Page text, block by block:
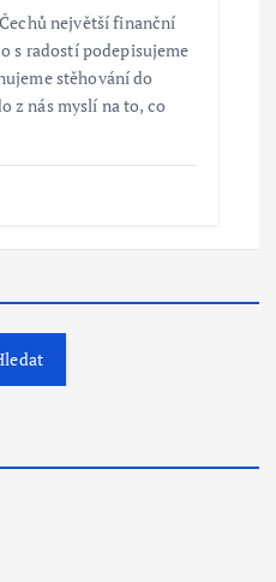
největší finanční
s radostí podepisujeme
stěhování do
z nás myslí na to, co